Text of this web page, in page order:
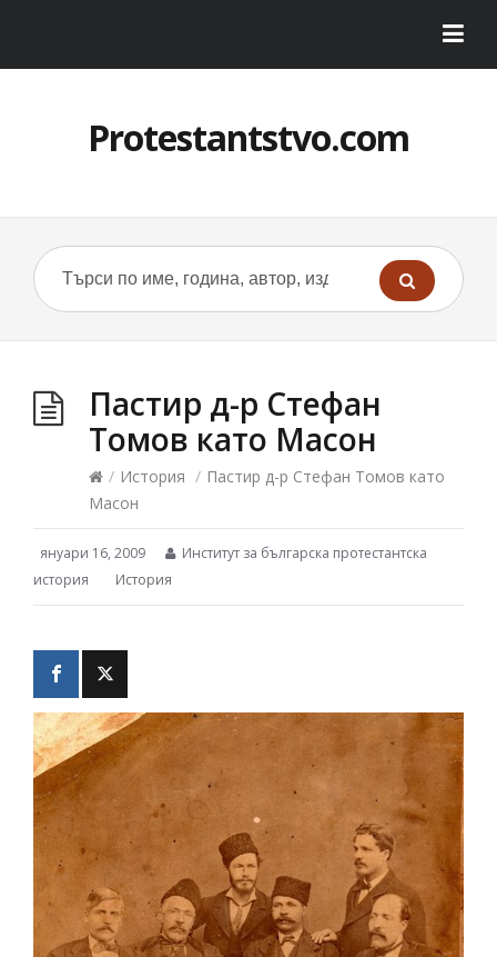
Protestantstvo.com
Пастир д-р Стефан
Томов като Масон
/ История / Пастир д-р Стефан Томов като
Масон
януари 16, 2009
Институт за българска протестантска
история
История